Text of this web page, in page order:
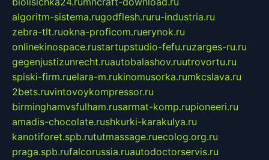
algoritm-sistema.rugodflesh.ruru-industria.ru
zebra-tlt.ruokna-proficom.ruerynok.ru
onlinekinospace.rustartupstudio-fefu.ruzarges-ru.ru
gegenjustizunrecht.ruautobalashov.ruutrovortu.ru
spiski-firm.ruelara-m.rukinomusorka.rumkcslava.ru
2bets.ruvintovoykompressor.ru
birminghamvsfulham.rusarmat-komp.rupioneeri.ru
amadis-chocolate.rushkurki-karakulya.ru
kanotiforet.spb.rututmassage.ruecolog.org.ru
praga.spb.rufalcorussia.ruautodoctorservis.ru